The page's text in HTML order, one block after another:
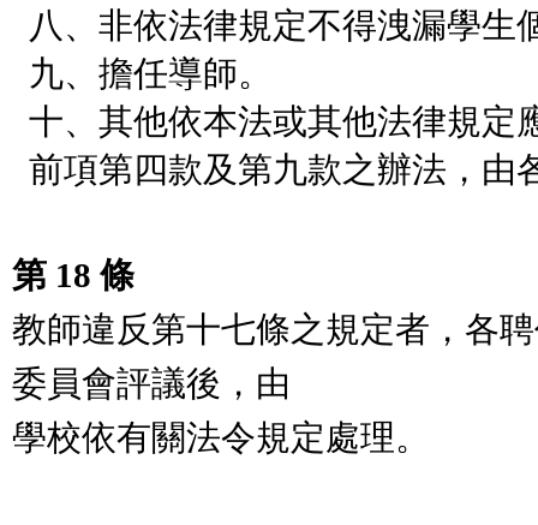
八、非依法律規定不得洩漏學生
九、擔任導師。
十、其他依本法或其他法律規定
前項第四款及第九款之辦法，由
第 18 條
教師違反第十七條之規定者，各
委員會評議後，由
學校依有關法令規定處理。